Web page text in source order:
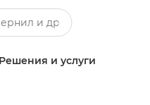
Решения и услуги